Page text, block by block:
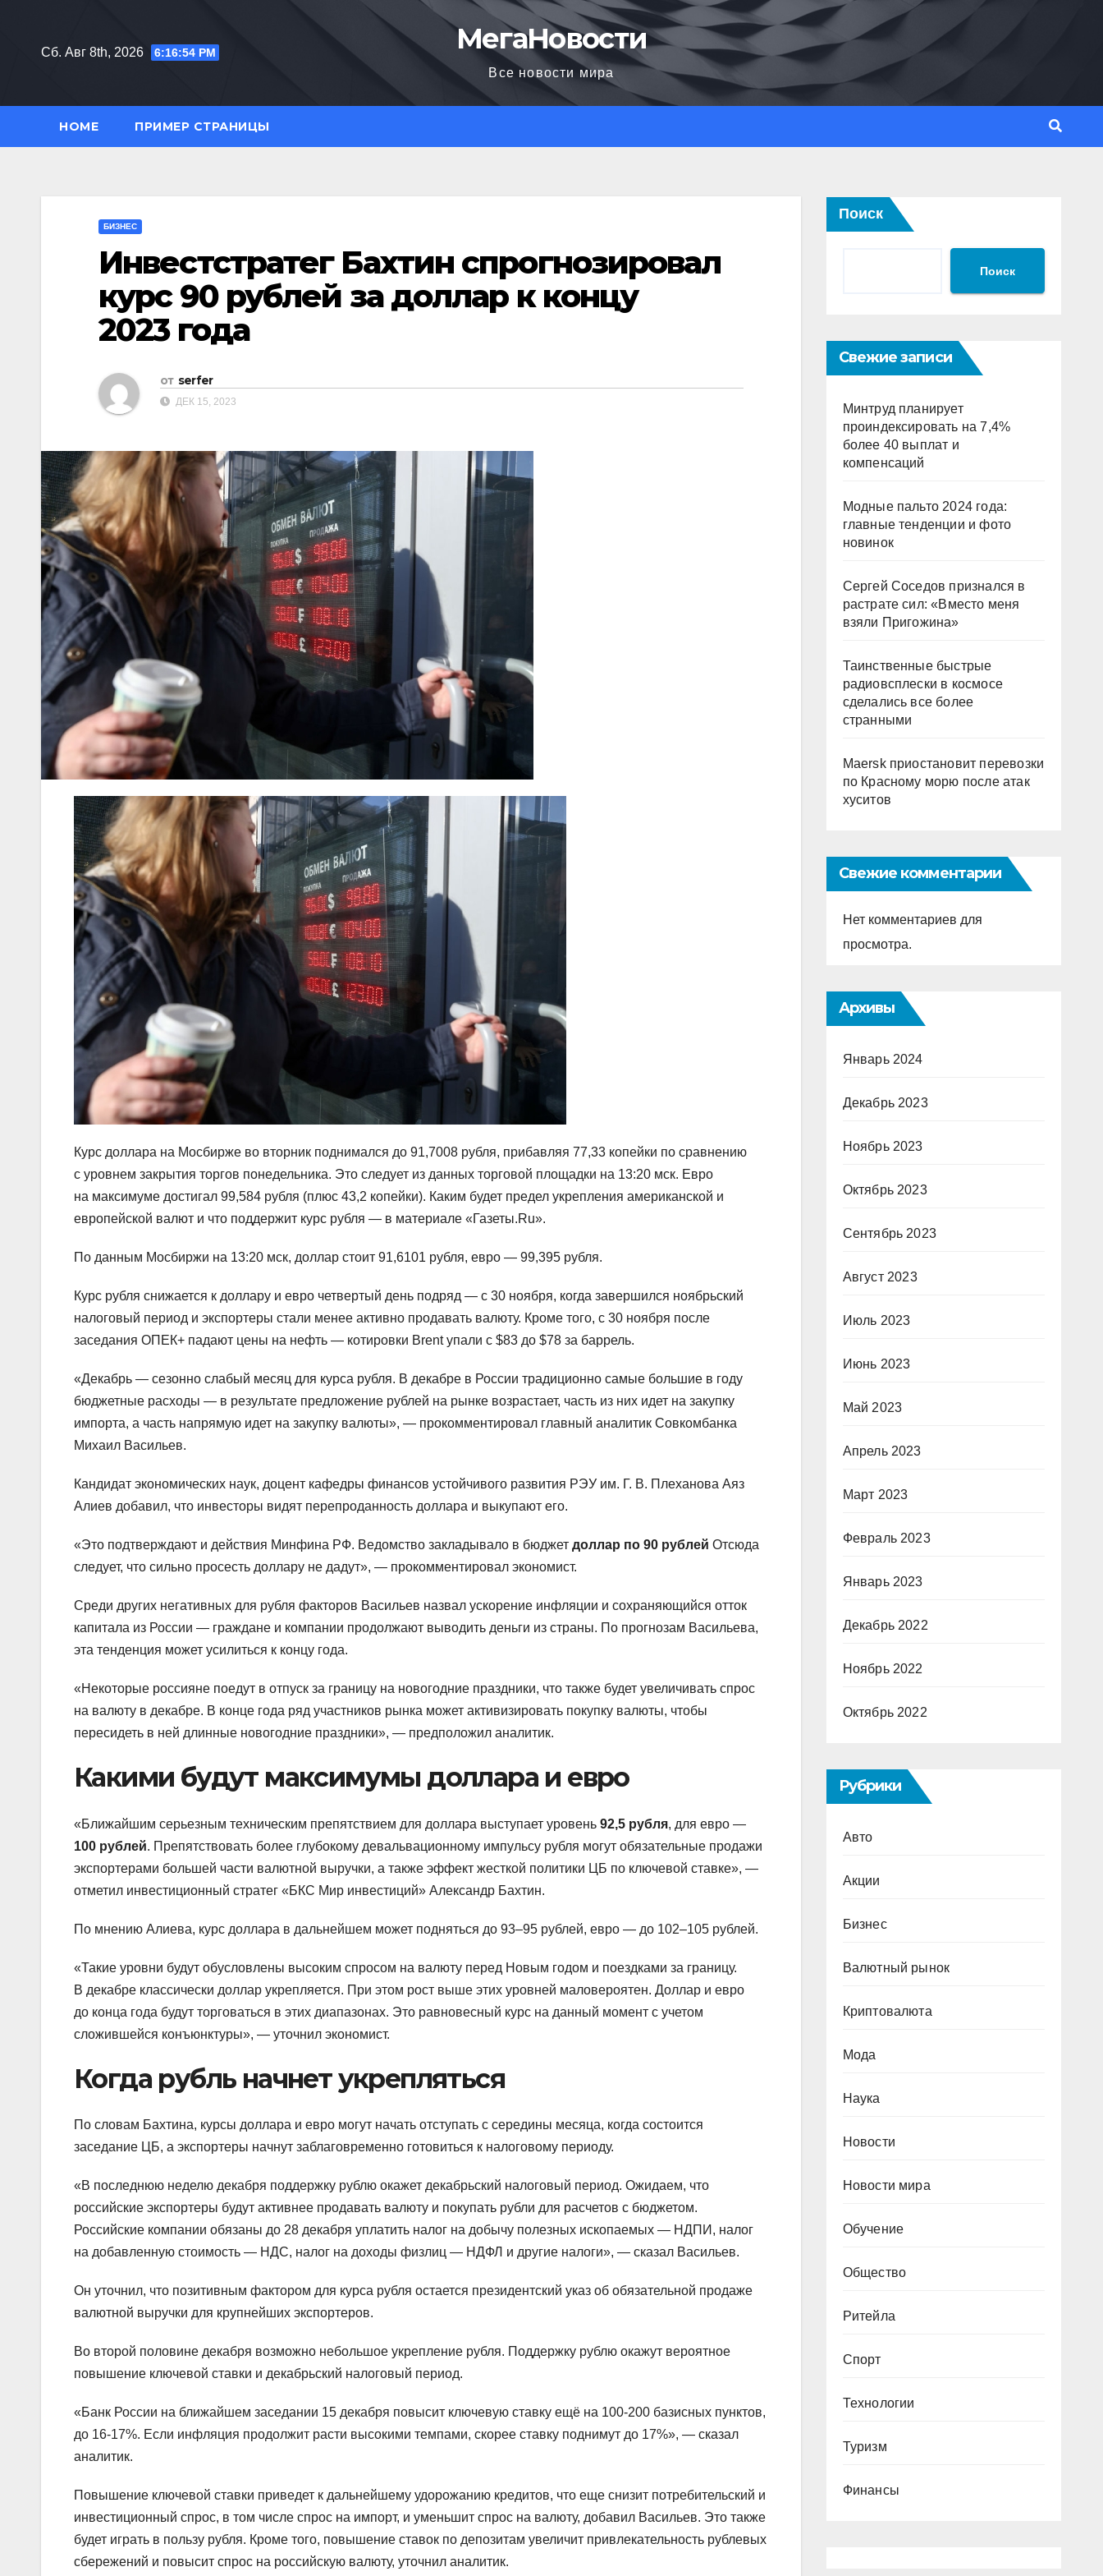
содержимому
Сб. Авг 8th, 2026 6:16:55 PM МегаНовости
Все новости мира
HOME ПРИМЕР СТРАНИЦЫ
БИЗНЕС
Инвестстратег Бахтин спрогнозировал
курс 90 рублей за доллар к концу
2023 года
от serfer
ДЕК 15, 2023
Курс доллара на Мосбирже во вторник поднимался до 91,7008 рубля, прибавляя 77,33 копейки по сравнению
с уровнем закрытия торгов понедельника. Это следует из данных торговой площадки на 13:20 мск. Евро
на максимуме достигал 99,584 рубля (плюс 43,2 копейки). Каким будет предел укрепления американской и
европейской валют и что поддержит курс рубля — в материале «Газеты.Ru».
По данным Мосбиржи на 13:20 мск, доллар стоит 91,6101 рубля, евро — 99,395 рубля.
Курс рубля снижается к доллару и евро четвертый день подряд — с 30 ноября, когда завершился ноябрьский
налоговый период и экспортеры стали менее активно продавать валюту. Кроме того, с 30 ноября после
заседания ОПЕК+ падают цены на нефть — котировки Brent упали с $83 до $78 за баррель.
«Декабрь — сезонно слабый месяц для курса рубля. В декабре в России традиционно самые большие в году
бюджетные расходы — в результате предложение рублей на рынке возрастает, часть из них идет на закупку
импорта, а часть напрямую идет на закупку валюты», — прокомментировал главный аналитик Совкомбанка
Михаил Васильев.
Кандидат экономических наук, доцент кафедры финансов устойчивого развития РЭУ им. Г. В. Плеханова Аяз
Алиев добавил, что инвесторы видят перепроданность доллара и выкупают его.
«Это подтверждают и действия Минфина РФ. Ведомство закладывало в бюджет доллар по 90 рублей Отсюда
следует, что сильно просесть доллару не дадут», — прокомментировал экономист.
Среди других негативных для рубля факторов Васильев назвал ускорение инфляции и сохраняющийся отток
капитала из России — граждане и компании продолжают выводить деньги из страны. По прогнозам Васильева,
эта тенденция может усилиться к концу года.
«Некоторые россияне поедут в отпуск за границу на новогодние праздники, что также будет увеличивать спрос
на валюту в декабре. В конце года ряд участников рынка может активизировать покупку валюты, чтобы
пересидеть в ней длинные новогодние праздники», — предположил аналитик.
Какими будут максимумы доллара и евро
«Ближайшим серьезным техническим препятствием для доллара выступает уровень 92,5 рубля, для евро —
100 рублей. Препятствовать более глубокому девальвационному импульсу рубля могут обязательные продажи
экспортерами большей части валютной выручки, а также эффект жесткой политики ЦБ по ключевой ставке», —
отметил инвестиционный стратег «БКС Мир инвестиций» Александр Бахтин.
По мнению Алиева, курс доллара в дальнейшем может подняться до 93–95 рублей, евро — до 102–105 рублей.
«Такие уровни будут обусловлены высоким спросом на валюту перед Новым годом и поездками за границу.
В декабре классически доллар укрепляется. При этом рост выше этих уровней маловероятен. Доллар и евро
до конца года будут торговаться в этих диапазонах. Это равновесный курс на данный момент с учетом
сложившейся конъюнктуры», — уточнил экономист.
Когда рубль начнет укрепляться
По словам Бахтина, курсы доллара и евро могут начать отступать с середины месяца, когда состоится
заседание ЦБ, а экспортеры начнут заблаговременно готовиться к налоговому периоду.
«В последнюю неделю декабря поддержку рублю окажет декабрьский налоговый период. Ожидаем, что
российские экспортеры будут активнее продавать валюту и покупать рубли для расчетов с бюджетом.
Российские компании обязаны до 28 декабря уплатить налог на добычу полезных ископаемых — НДПИ, налог
на добавленную стоимость — НДС, налог на доходы физлиц — НДФЛ и другие налоги», — сказал Васильев.
Он уточнил, что позитивным фактором для курса рубля остается президентский указ об обязательной продаже
валютной выручки для крупнейших экспортеров.
Во второй половине декабря возможно небольшое укрепление рубля. Поддержку рублю окажут вероятное
повышение ключевой ставки и декабрьский налоговый период.
«Банк России на ближайшем заседании 15 декабря повысит ключевую ставку ещё на 100-200 базисных пунктов,
до 16-17%. Если инфляция продолжит расти высокими темпами, скорее ставку поднимут до 17%», — сказал
аналитик.
Повышение ключевой ставки приведет к дальнейшему удорожанию кредитов, что еще снизит потребительский и
инвестиционный спрос, в том числе спрос на импорт, и уменьшит спрос на валюту, добавил Васильев. Это также
будет играть в пользу рубля. Кроме того, повышение ставок по депозитам увеличит привлекательность рублевых
сбережений и повысит спрос на российскую валюту, уточнил аналитик.
Поиск
Поиск
Свежие записи
Минтруд планирует
проиндексировать на 7,4%
более 40 выплат и
компенсаций
Модные пальто 2024 года:
главные тенденции и фото
новинок
Сергей Соседов признался в
растрате сил: «Вместо меня
взяли Пригожина»
Таинственные быстрые
радиовсплески в космосе
сделались все более
странными
Maersk приостановит перевозки
по Красному морю после атак
хуситов
Свежие комментарии
Нет комментариев для
просмотра.
Архивы
Январь 2024
Декабрь 2023
Ноябрь 2023
Октябрь 2023
Сентябрь 2023
Август 2023
Июль 2023
Июнь 2023
Май 2023
Апрель 2023
Март 2023
Февраль 2023
Январь 2023
Декабрь 2022
Ноябрь 2022
Октябрь 2022
Рубрики
Авто
Акции
Бизнес
Валютный рынок
Криптовалюта
Мода
Наука
Новости
Новости мира
Обучение
Общество
Ритейла
Спорт
Технологии
Туризм
Финансы